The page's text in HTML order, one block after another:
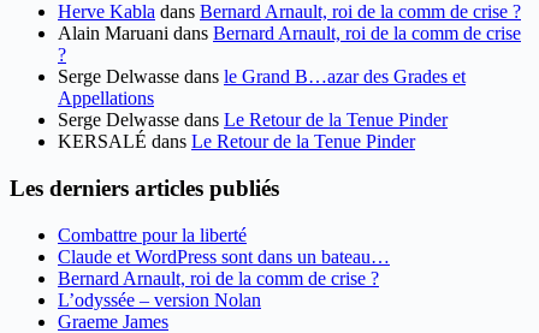
Herve Kabla dans Bernard Arnault, roi de la comm de crise ?
Alain Maruani dans Bernard Arnault, roi de la comm de crise
?
Serge Delwasse dans le Grand B…azar des Grades et
Appellations
Serge Delwasse dans Le Retour de la Tenue Pinder
KERSALÉ dans Le Retour de la Tenue Pinder
Les derniers articles publiés
Combattre pour la liberté
Claude et WordPress sont dans un bateau…
Bernard Arnault, roi de la comm de crise ?
L’odyssée – version Nolan
Graeme James